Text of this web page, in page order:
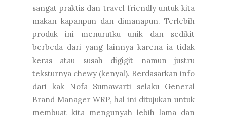
sangat praktis dan travel friendly untuk kita
makan kapanpun dan dimanapun. Terlebih
produk ini menurutku unik dan sedikit
berbeda dari yang lainnya karena ia tidak
keras atau susah digigit namun justru
teksturnya chewy (kenyal). Berdasarkan info
dari kak Nofa Sumawarti selaku General
Brand Manager WRP, hal ini ditujukan untuk
membuat kita mengunyah lebih lama dan